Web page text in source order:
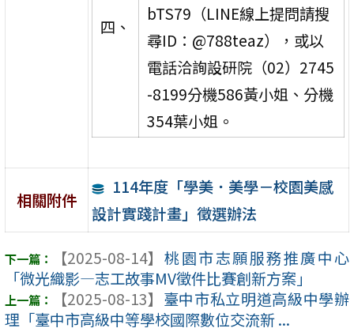
四、
bTS79（LINE線上提問請搜
尋ID：@788teaz），或以
電話洽詢設研院（02）2745
-8199分機586黃小姐、分機
354葉小姐。
相關附件
114年度「學美．美學－校園美感
設計實踐計畫」徵選辦法
【2025-08-14】 桃園市志願服務推廣中心
「微光織影—志工故事MV徵件比賽創新方案」
【2025-08-13】 臺中市私立明道高級中學辦
理「臺中市高級中等學校國際數位交流新 ...